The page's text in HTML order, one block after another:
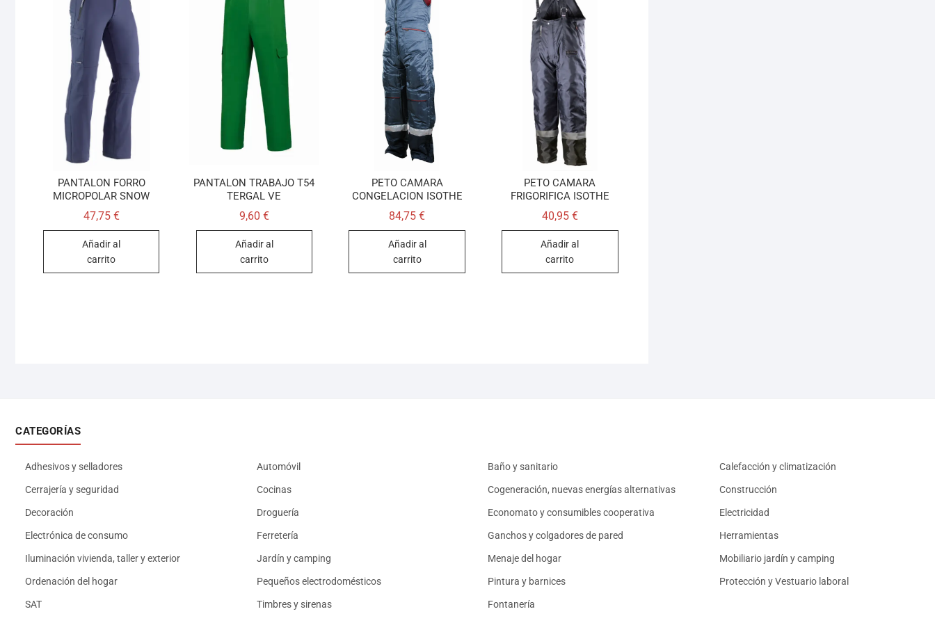
PANTALON FORRO
MICROPOLAR SNOW
47,75 €
Añadir al
carrito
PANTALON TRABAJO T54
TERGAL VE
9,60 €
Añadir al
carrito
PETO CAMARA
CONGELACION ISOTHE
84,75€
Añadir al
carrito
PETO CAMARA
FRIGORIFICA ISOTHE
40,95 €
Añadir al
carrito
CATEGORÍAS
Adhesivos y selladores Automóvil Baño y sanitario Calefacción y climatización
Cerrajería y seguridad Cocinas Cogeneración, nuevas energías alternativas Construcción
Decoración Droguería Economato y consumibles cooperativa Electricidad
Electrónica de consumo Ferretería Ganchos y colgadores de pared Herramientas
Iluminación vivienda, taller y exterior Jardín y camping Menaje del hogar Mobiliario jardín y camping
Ordenación del hogar Pequeños electrodomésticos Pintura y barnices Protección y Vestuario laboral
SAT Timbres y sirenas Fontanería